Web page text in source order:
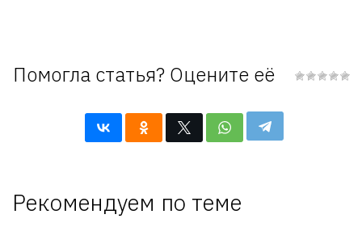
Помогла статья? Оцените её
Рекомендуем по теме